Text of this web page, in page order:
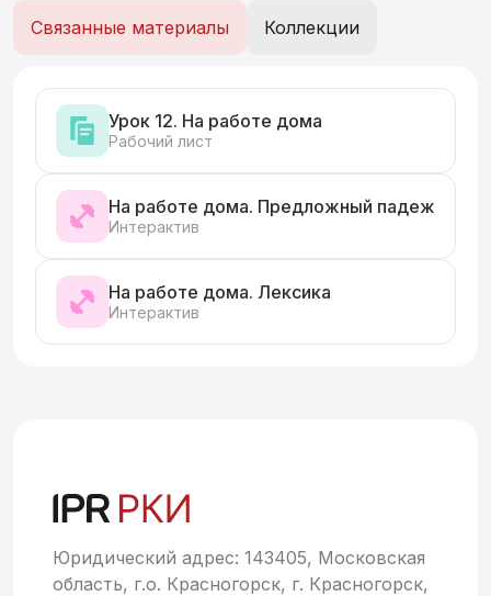
Связанные материалы Коллекции
Урок 12. На работе дома
Рабочий лист
На работе дома. Предложный падеж
Интерактив
На работе дома. Лексика
Интерактив
Юридический адрес: 143405, Московская
область, г.о. Красногорск, г. Красногорск,